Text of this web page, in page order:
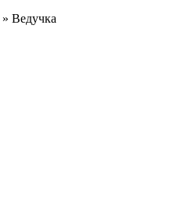
» Ведучка